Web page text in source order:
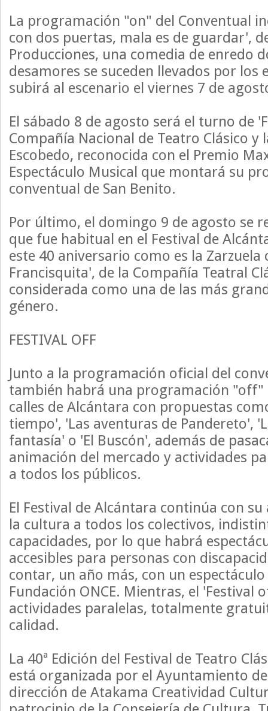
La programación "on" del Conventual
con dos puertas, mala es de guardar',
Producciones, una comedia de enredo
desamores se suceden llevados por los
subirá al escenario el viernes 7 de
El sábado 8 de agosto será el turno de
Compañía Nacional de Teatro Clásico y
Escobedo, reconocida con el Premio
Espectáculo Musical que montará su
conventual de San Benito.
Por último, el domingo 9 de agosto se
que fue habitual en el Festival de
este 40 aniversario como es la Zarzuela
Francisquita', de la Compañía Teatral
considerada como una de las más
género.
FESTIVAL OFF
Junto a la programación oficial del
también habrá una programación "off"
calles de Alcántara con propuestas
tiempo', 'Las aventuras de Pandereto',
fantasía' o 'El Buscón', además de
animación del mercado y actividades
a todos los públicos.
El Festival de Alcántara continúa con
la cultura a todos los colectivos,
capacidades, por lo que habrá
accesibles para personas con
contar, un año más, con un
Fundación ONCE. Mientras, el 'Festival
actividades paralelas, totalmente
calidad.
La 40ª Edición del Festival de Teatro
está organizada por el Ayuntamiento
dirección de Atakama Creatividad